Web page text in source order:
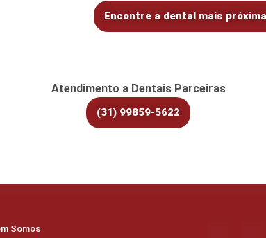
Encontre a dental mais
Atendimento a Dentais Parceiras
(31) 99859-5622
Somos